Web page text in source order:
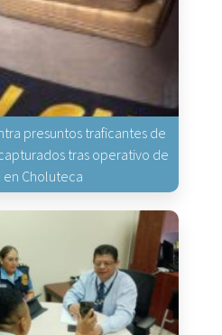
presuntos traficantes de
tras operativo de
en Choluteca